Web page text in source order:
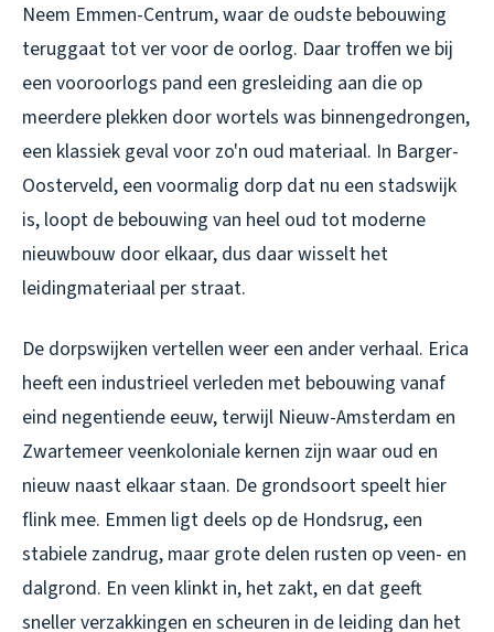
Neem Emmen-Centrum, waar de oudste bebouwing
teruggaat tot ver voor de oorlog. Daar troffen we bij
een vooroorlogs pand een gresleiding aan die op
meerdere plekken door wortels was binnengedrongen,
een klassiek geval voor zo'n oud materiaal. In Barger-
Oosterveld, een voormalig dorp dat nu een stadswijk
is, loopt de bebouwing van heel oud tot moderne
nieuwbouw door elkaar, dus daar wisselt het
leidingmateriaal per straat.
De dorpswijken vertellen weer een ander verhaal. Erica
heeft een industrieel verleden met bebouwing vanaf
eind negentiende eeuw, terwijl Nieuw-Amsterdam en
Zwartemeer veenkoloniale kernen zijn waar oud en
nieuw naast elkaar staan. De grondsoort speelt hier
flink mee. Emmen ligt deels op de Hondsrug, een
stabiele zandrug, maar grote delen rusten op veen- en
dalgrond. En veen klinkt in, het zakt, en dat geeft
sneller verzakkingen en scheuren in de leiding dan het